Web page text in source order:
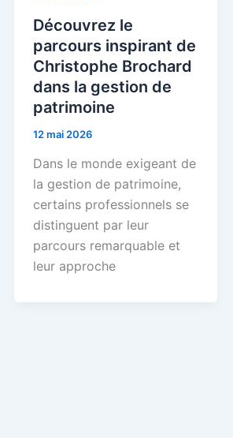
Découvrez le
parcours inspirant de
Christophe Brochard
dans la gestion de
patrimoine
12 mai 2026
Dans le monde exigeant de
la gestion de patrimoine,
certains professionnels se
distinguent par leur
parcours remarquable et
leur approche